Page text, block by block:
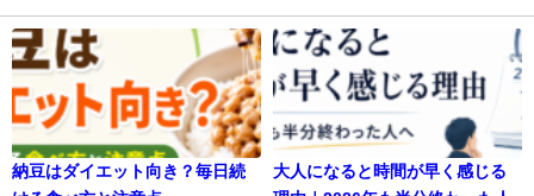
納豆はダイエット向き？毎日続
大人になると時間が早く感じる